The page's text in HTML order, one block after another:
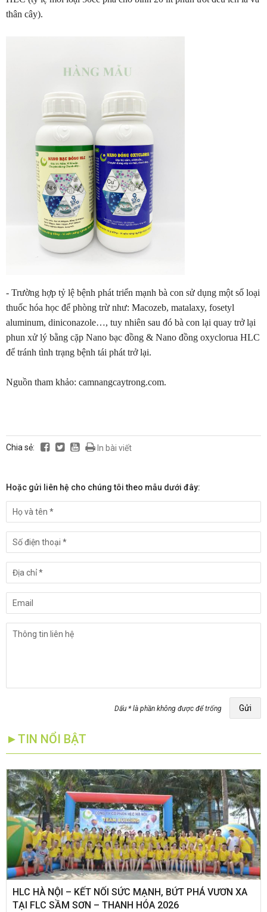
thân cây).
- Trường hợp tỷ lệ bệnh phát triển mạnh bà con sử dụng một số loại
thuốc hóa học để phòng trừ như: Macozeb, matalaxy, fosetyl
aluminum, diniconazole…, tuy nhiên sau đó bà con lại quay trở lại
phun xử lý bằng cặp Nano bạc đồng & Nano đồng oxyclorua HLC
để tránh tình trạng bệnh tái phát trở lại.
Nguồn tham khảo: camnangcaytrong.com.
Chia sẻ: In bài viết
Hoặc gửi liên hệ cho chúng tôi theo mẫu dưới đây:
Dấu * là phần không được để trống Gửi
►TIN NỔI BẬT
HLC HÀ NỘI – KẾT NỐI SỨC MẠNH, BỨT PHÁ VƯƠN XA
TẠI FLC SẦM SƠN – THANH HÓA 2026